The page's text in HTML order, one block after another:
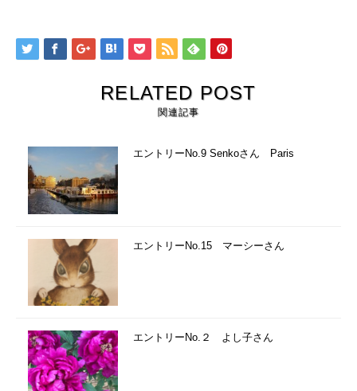
RELATED POST
関連記事
エントリーNo.9 Senkoさん Paris
エントリーNo.15 マーシーさん
エントリーNo.２ よし子さん